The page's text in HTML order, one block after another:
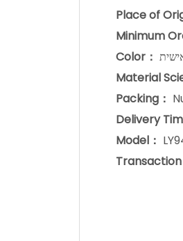
Place of
Minimum
Color：
Material
Packing：
Delivery
Model：
Transaction